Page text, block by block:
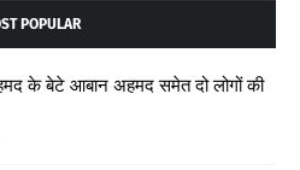
POPULAR
के बेटे आबान अहमद समेत दो लोगों की